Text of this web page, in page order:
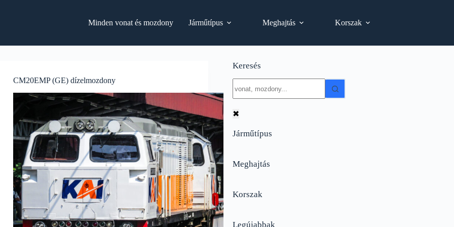
Minden vonat és mozdony Járműtípus Meghajtás Korszak
CM20EMP (GE) dízelmozdony
Keresés
results
✖
Járműtípus
Meghajtás
Korszak
Legújabbak